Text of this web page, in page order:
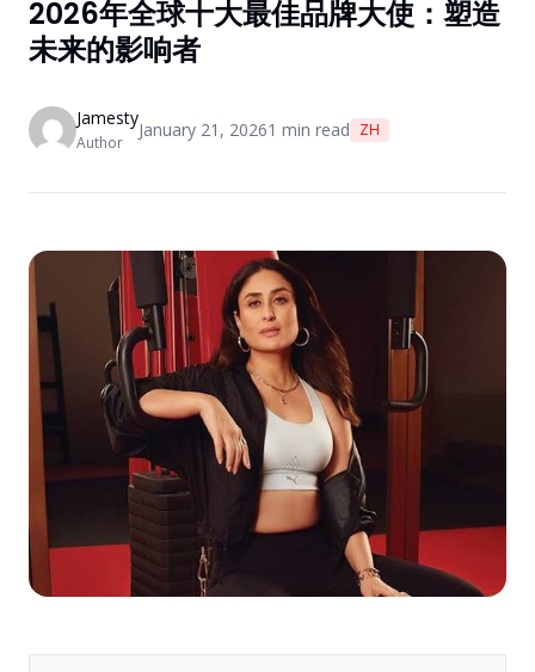
2026年全球十大最佳品牌大使：塑造
未来的影响者
Jamesty
Author
January 21, 20261 min read ZH